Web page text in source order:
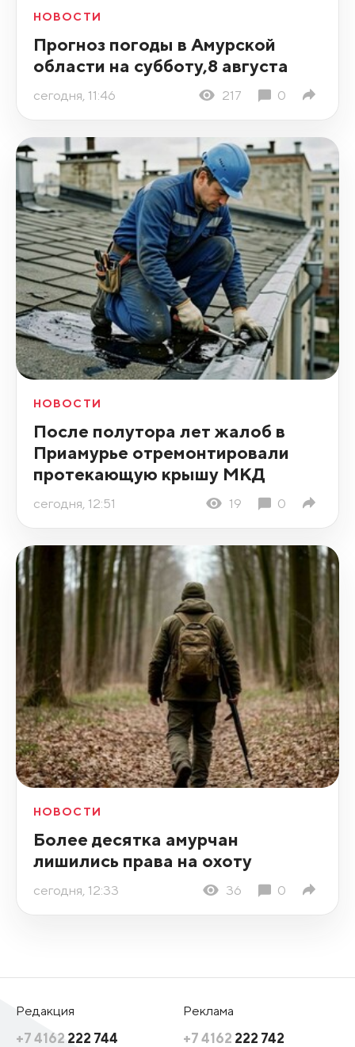
НОВОСТИ
Прогноз погоды в Амурской
области на субботу,8 августа
сегодня, 11:46 217 0
НОВОСТИ
После полутора лет жалоб в
Приамурье отремонтировали
протекающую крышу МКД
сегодня, 12:51 19 0
НОВОСТИ
Более десятка амурчан
лишились права на охоту
сегодня, 12:33 36 0
Редакция
+7 4162 222 744
Реклама
+7 4162 222 742